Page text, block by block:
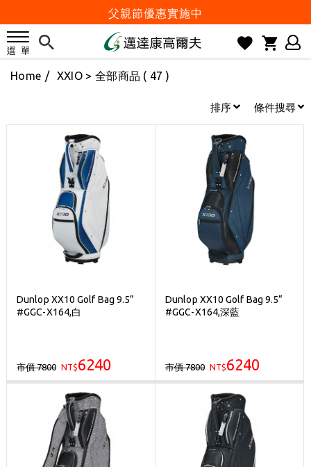
父親節優惠實施中
2026邁達康盃 開始受理報名
防詐騙! 勿信來路不明連結及優惠
歡迎體驗公益店Friends Screen模擬器
刷台新卡滿 $6000 分 3 期 0 利率
Golf Point 會員回饋積點
消費滿 $2000 享免運
Happy Father's Day
父親節優惠實施中
2026邁達康盃 開始受理報名
7月份 門市免費試打日程 已公佈!
歡迎體驗公益店Friends Screen模擬器
消費滿 $2000 享免運
Home / XXIO > 全部商品 ( 47 )
排序 條件搜尋
Dunlop XX10 Golf Bag 9.5”
#GGC-X164,白
市價 7800 NT$6240
Dunlop XX10 Golf Bag 9.5”
#GGC-X164,深藍
市價 7800 NT$6240